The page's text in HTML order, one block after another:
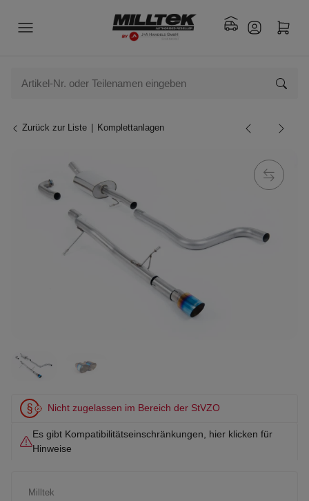
Zurück zur Liste Komplettanlagen
Nicht zugelassen im Bereich der StVZO
Es gibt Kompatibilitätseinschränkungen, hier klicken für
Hinweise
Milltek